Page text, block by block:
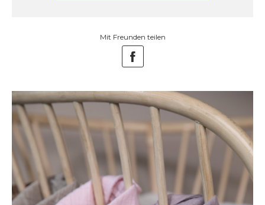
Mit Freunden teilen